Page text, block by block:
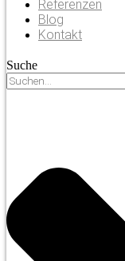
Referenzen
Blog
Kontakt
Suche